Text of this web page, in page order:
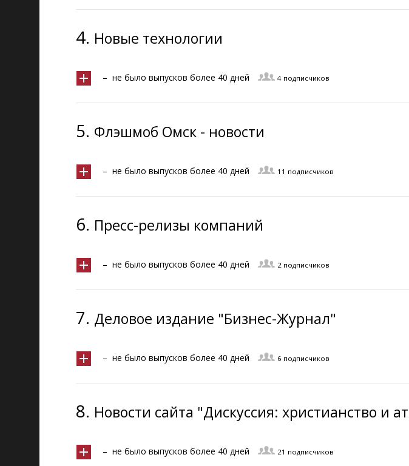
4. Новые технологии
– не было выпусков более 40 дней 4 подписчиков
5. Флэшмоб Омск - новости
– не было выпусков более 40 дней 11 подписчиков
6. Пресс-релизы компаний
– не было выпусков более 40 дней 2 подписчиков
7. Деловое издание "Бизнес-Журнал"
– не было выпусков более 40 дней 6 подписчиков
8. Новости сайта "Дискуссия: христианство и
– не было выпусков более 40 дней 21 подписчиков